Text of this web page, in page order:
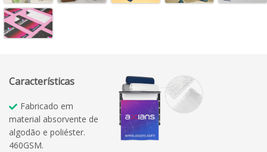
Características
Fabricado em
material absorvente de
algodão e poliéster.
460GSM.